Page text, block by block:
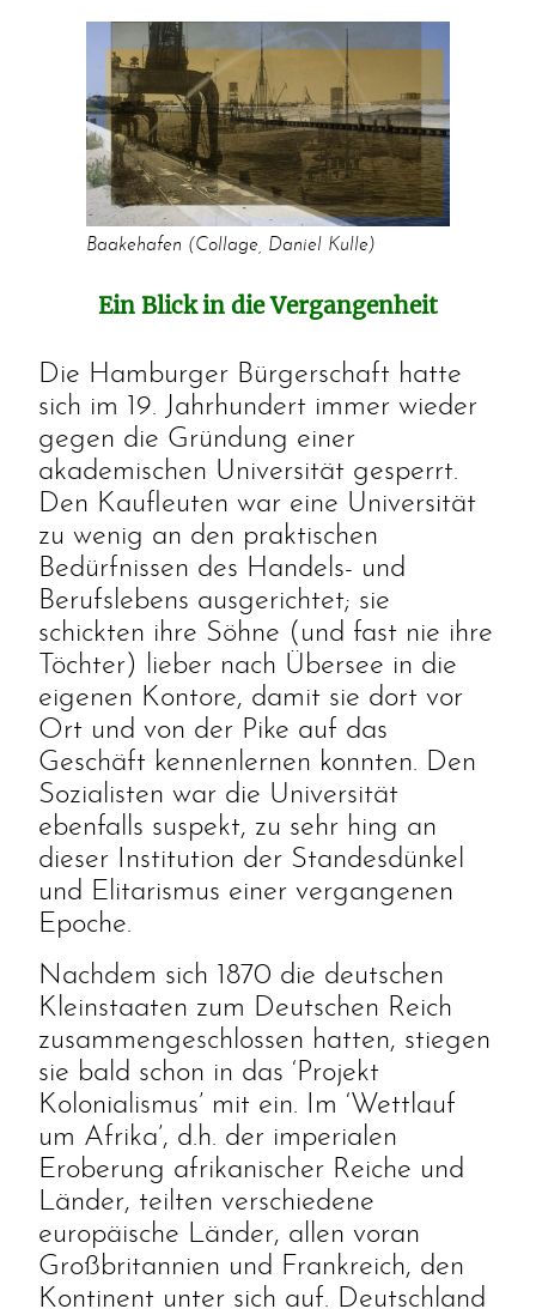
Baakehafen (Collage, Daniel Kulle)
Ein Blick in die Vergangenheit
Die Hamburger Bürgerschaft hatte
sich im 19. Jahrhundert immer wieder
gegen die Gründung einer
akademischen Universität gesperrt.
Den Kaufleuten war eine Universität
zu wenig an den praktischen
Bedürfnissen des Handels- und
Berufslebens ausgerichtet; sie
schickten ihre Söhne (und fast nie ihre
Töchter) lieber nach Übersee in die
eigenen Kontore, damit sie dort vor
Ort und von der Pike auf das
Geschäft kennenlernen konnten. Den
Sozialisten war die Universität
ebenfalls suspekt, zu sehr hing an
dieser Institution der Standesdünkel
und Elitarismus einer vergangenen
Epoche.
Nachdem sich 1870 die deutschen
Kleinstaaten zum Deutschen Reich
zusammengeschlossen hatten, stiegen
sie bald schon in das ‘Projekt
Kolonialismus’ mit ein. Im ‘Wettlauf
um Afrika’, d.h. der imperialen
Eroberung afrikanischer Reiche und
Länder, teilten verschiedene
europäische Länder, allen voran
Großbritannien und Frankreich, den
Kontinent unter sich auf. Deutschland